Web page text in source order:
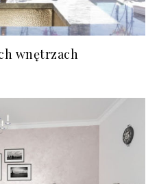
wnętrzach